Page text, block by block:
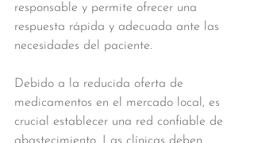
responsable y permite ofrecer una
respuesta rápida y adecuada ante las
necesidades del paciente.
Debido a la reducida oferta de
medicamentos en el mercado local, es
crucial establecer una red confiable de
abastecimiento. Las clínicas deben